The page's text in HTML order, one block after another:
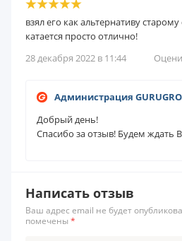
взял его как альтернативу
катается просто отлично!
28 декабря 2022 в 11:44
Администрация
Добрый день!
Спасибо за отзыв! Будем ждать
Написать отзыв
Ваш адрес email не будет
помечены *